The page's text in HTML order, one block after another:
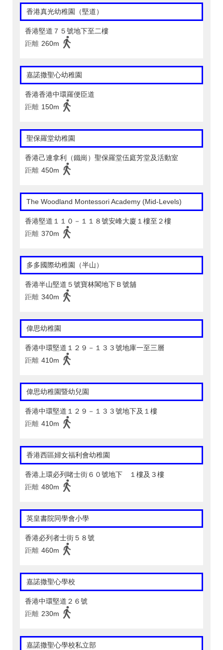
香港真光幼稚園（堅道）
香港堅道７５號地下至二樓
距離 260m
嘉諾撒聖心幼稚園
香港香港中環羅便臣道
距離 150m
聖保羅堂幼稚園
香港己連拿利（鐵崗）聖保羅堂伍庭芳堂及活動室
距離 450m
The Woodland Montessori Academy (Mid-Levels)
香港堅道１１０－１１８號安峰大廈１樓至２樓
距離 370m
多多國際幼稚園（半山）
香港半山堅道５號寶林閣地下Ｂ號舖
距離 340m
偉思幼稚園
香港中環堅道１２９－１３３號地庫一至三層
距離 410m
偉思幼稚園暨幼兒園
香港中環堅道１２９－１３３號地下及１樓
距離 410m
香港西區婦女福利會幼稚園
香港上環必列啫士街６０號地下 １樓及３樓
距離 480m
英皇書院同學會小學
香港必列者士街５８號
距離 460m
嘉諾撒聖心學校
香港中環堅道２６號
距離 230m
嘉諾撒聖心學校私立部